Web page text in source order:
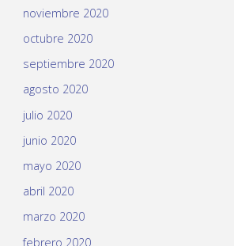
noviembre 2020
octubre 2020
septiembre 2020
agosto 2020
julio 2020
junio 2020
mayo 2020
abril 2020
marzo 2020
febrero 2020